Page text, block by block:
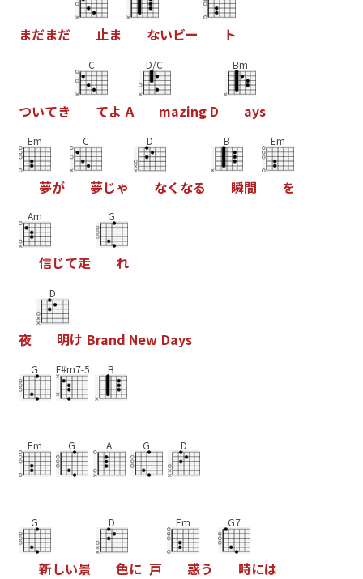
まだまだ 止ま ないビー ト
ついてき
C
てよ A
D/C
mazing D
Bm
ays
Em
夢が
C
夢じゃ
D
なく なる
B
瞬間
Em
を
Am
信じて走
G
れ
夜
D
明け Brand New Days
G F#m7-5 B
Em G A G D
G
新しい景
D
色に 戸
Em
惑う
G7
時には